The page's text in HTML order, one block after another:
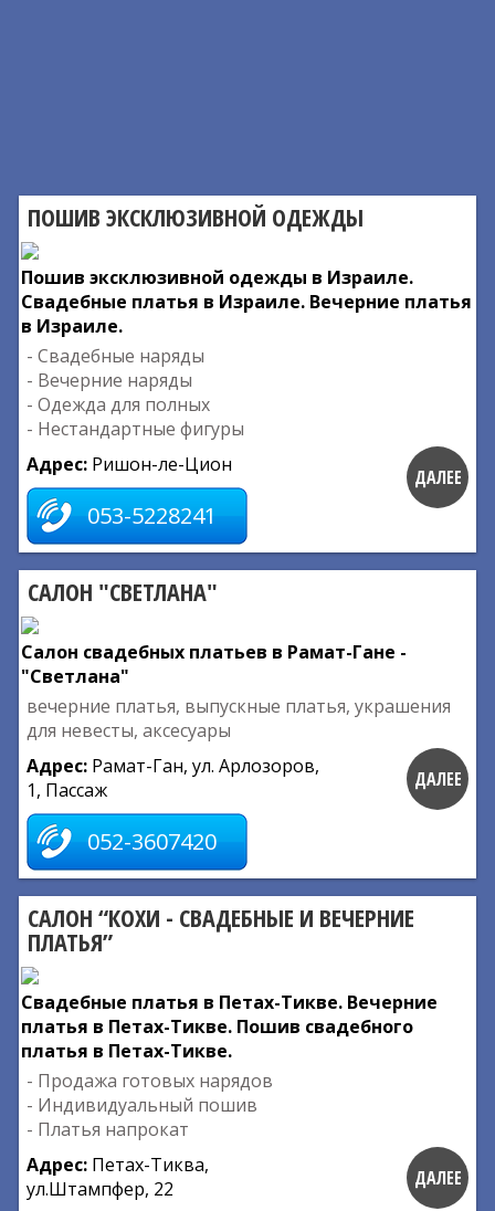
ПОШИВ ЭКСКЛЮЗИВНОЙ ОДЕЖДЫ
Пошив эксклюзивной одежды в Израиле.
Свадебные платья в Израиле. Вечерние платья
в Израиле.
- Свадебные наряды
- Вечерние наряды
- Одежда для полных
- Нестандартные фигуры
Адрес: Ришон-ле-Цион
053-5228241
ДАЛЕЕ
САЛОН "СВЕТЛАНА"
Салон свадебных платьев в Рамат-Гане -
"Светлана"
вечерние платья, выпускные платья, украшения
для невесты, аксесуары
Адрес: Рамат-Ган, ул. Арлозоров,
1, Пассаж
052-3607420
ДАЛЕЕ
САЛОН “КОХИ - СВАДЕБНЫЕ И ВЕЧЕРНИЕ
ПЛАТЬЯ”
Свадебные платья в Петах-Тикве. Вечерние
платья в Петах-Тикве. Пошив свадебного
платья в Петах-Тикве.
- Продажа готовых нарядов
- Индивидуальный пошив
- Платья напрокат
Адрес: Петах-Тиква,
ул.Штампфер, 22
ДАЛЕЕ